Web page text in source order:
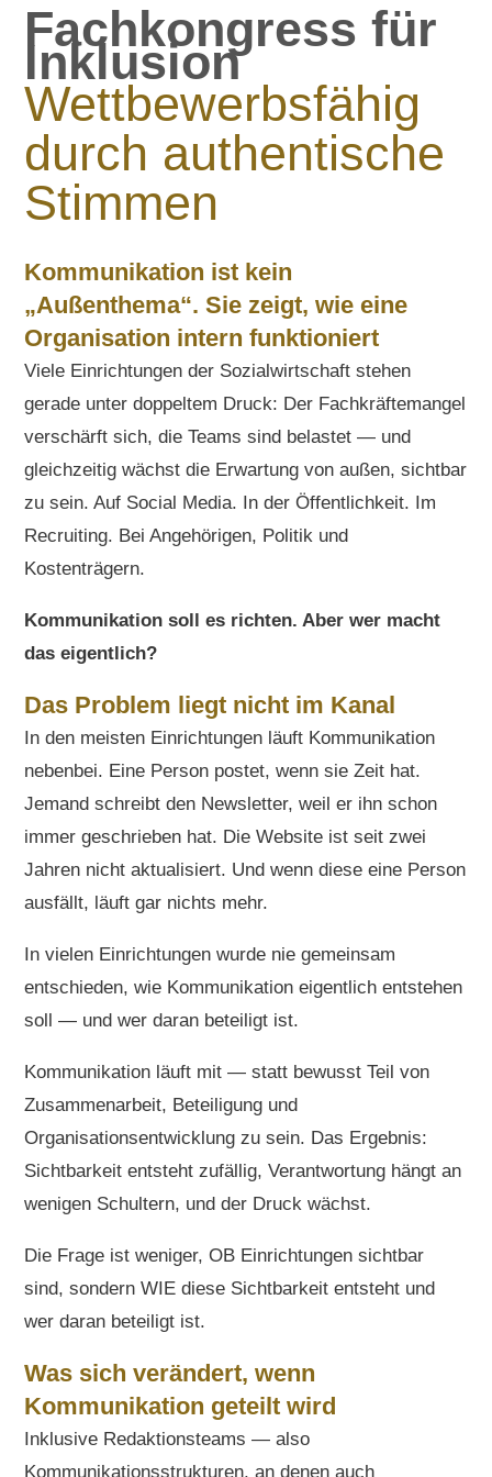
Fachkongress für
Inklusion
Wettbewerbsfähig
durch authentische
Stimmen
Kommunikation ist kein
„Außenthema“. Sie zeigt, wie eine
Organisation intern funktioniert
Viele Einrichtungen der Sozialwirtschaft stehen
gerade unter doppeltem Druck: Der Fachkräftemangel
verschärft sich, die Teams sind belastet — und
gleichzeitig wächst die Erwartung von außen, sichtbar
zu sein. Auf Social Media. In der Öffentlichkeit. Im
Recruiting. Bei Angehörigen, Politik und
Kostenträgern.
Kommunikation soll es richten. Aber wer macht
das eigentlich?
Das Problem liegt nicht im Kanal
In den meisten Einrichtungen läuft Kommunikation
nebenbei. Eine Person postet, wenn sie Zeit hat.
Jemand schreibt den Newsletter, weil er ihn schon
immer geschrieben hat. Die Website ist seit zwei
Jahren nicht aktualisiert. Und wenn diese eine Person
ausfällt, läuft gar nichts mehr.
In vielen Einrichtungen wurde nie gemeinsam
entschieden, wie Kommunikation eigentlich entstehen
soll — und wer daran beteiligt ist.
Kommunikation läuft mit — statt bewusst Teil von
Zusammenarbeit, Beteiligung und
Organisationsentwicklung zu sein. Das Ergebnis:
Sichtbarkeit entsteht zufällig, Verantwortung hängt an
wenigen Schultern, und der Druck wächst.
Die Frage ist weniger, OB Einrichtungen sichtbar
sind, sondern WIE diese Sichtbarkeit entsteht und
wer daran beteiligt ist.
Was sich verändert, wenn
Kommunikation geteilt wird
Inklusive Redaktionsteams — also
Kommunikationsstrukturen, an denen auch